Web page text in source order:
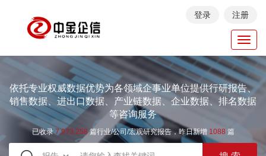
登录 注册
依托专业权威数据优势为各领域企事业单位提供行研报告、
销售数据、进出口数据、产业链数据、企业数据、排名数据
等咨询服务
已收录7.973.258篇行业/公司/宏观研究报告，昨日新增 1088 篇